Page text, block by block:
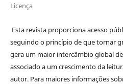
Licença
Esta revista proporciona acesso
seguindo o princípio de que tornar
gera um maior intercâmbio global
associado a um crescimento da
autor. Para maiores informações